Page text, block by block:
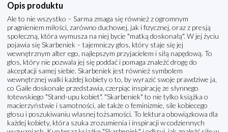
Opis produktu
Ale to nie wszystko – Sarma zmaga się również z ogromnym
pragnieniem miłości, zarówno duchowej, jak i fizycznej, oraz z presją
społeczną, która wymusza na niej bycie "matką doskonałą". W jej życiu
pojawia się Skarbeniek – tajemniczy głos, który staje się jej
wewnętrznym alter ego, najlepszym przyjacielem i siłą napędową. To
głos, który nie pozwala jej się poddać i pomaga znaleźć drogę do
akceptacji samej siebie. Skarbeniek jest również symbolem
wewnętrznej walki każdej kobiety o to, by wyrazić swoje prawdziwe ja,
co Gaile doskonale przedstawia, czerpiąc inspirację ze słynnego
łotewskiego "Stand-upu kobiet". "Skarbeniek" to nie tylko książka o
macierzyństwie i samotności, ale także o feminizmie, sile kobiecego
głosu i poszukiwaniu własnej tożsamości. To lektura obowiązkowa dla
każdej kobiety, która szuka zrozumienia i inspiracji w codziennych